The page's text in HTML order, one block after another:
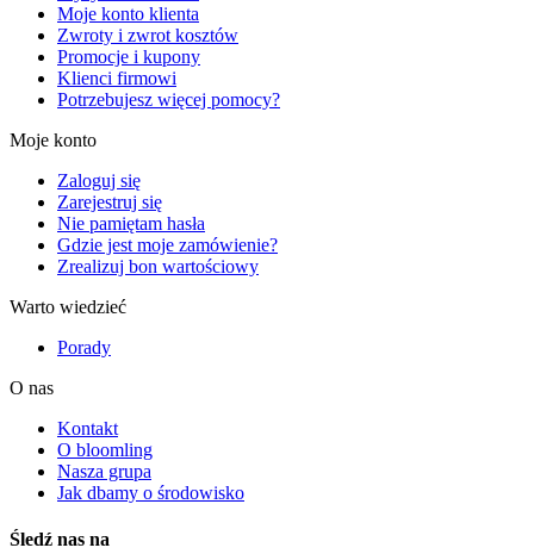
Moje konto klienta
Zwroty i zwrot kosztów
Promocje i kupony
Klienci firmowi
Potrzebujesz więcej pomocy?
Moje konto
Zaloguj się
Zarejestruj się
Nie pamiętam hasła
Gdzie jest moje zamówienie?
Zrealizuj bon wartościowy
Warto wiedzieć
Porady
O nas
Kontakt
O bloomling
Nasza grupa
Jak dbamy o środowisko
Śledź nas na